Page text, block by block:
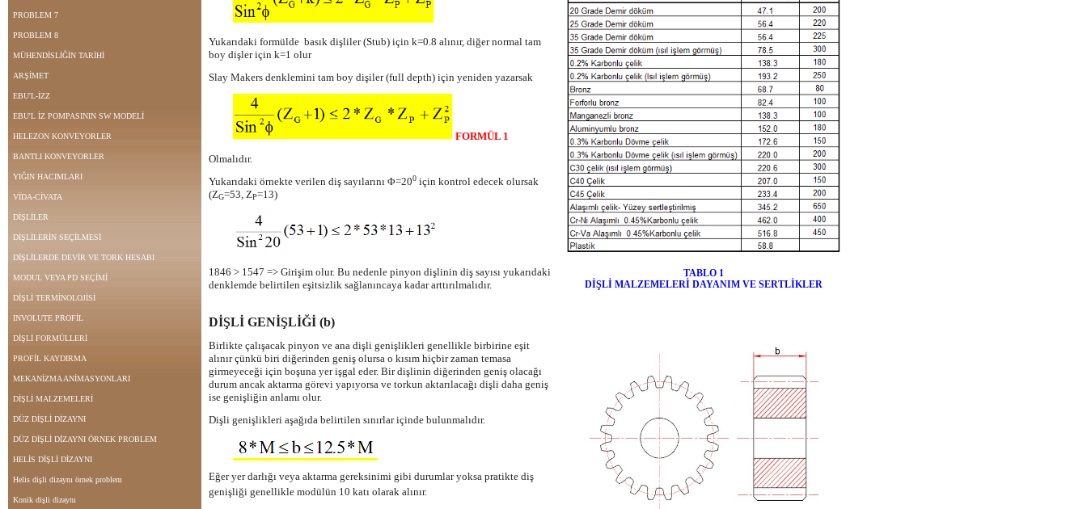
PROBLEM 7
PROBLEM 8
MÜHENDİSLİĞİN TARİHİ
ARŞİMET
EBU'L-İZZ
EBU'L İZ POMPASININ SW MODELİ
HELEZON KONVEYORLER
BANTLI KONVEYORLER
YIĞIN HACIMLARI
VİDA-CİVATA
DİŞLİLER
DİŞLİLERİN SEÇİLMESİ
DİŞLİLERDE DEVİR VE TORK HESABI
MODUL VEYA PD SEÇİMİ
DİŞLİ TERMİNOLOJİSİ
INVOLUTE PROFİL
DİŞLİ FORMÜLLERİ
PROFİL KAYDIRMA
MEKANİZMA ANİMASYONLARI
DİŞLİ MALZEMELERİ
DÜZ DİŞLİ DİZAYNI
DÜZ DİŞLİ DİZAYNI ÖRNEK PROBLEM
HELİS DİŞLİ DİZAYNI
Helis dişli dizaynı örnek problem
Konik dişli dizaynı
Yukarıdaki formülde basık dişliler (Stub) için k=0.8 alınır, diğer normal tam
boy dişler için k=1 olur
Slay Makers denklemini tam boy dişiler (full depth) için yeniden yazarsak
FORMÜL 1
Olmalıdır.
Yukarıdaki örnekte verilen diş sayılarını Φ=200 için kontrol edecek olursak
(ZG=53, ZP=13)
1846 > 1547 => Girişim olur. Bu nedenle pinyon dişlinin diş sayısı yukarıdaki
denklemde belirtilen eşitsizlik sağlanıncaya kadar arttırılmalıdır.
TABLO 1
DİŞLİ MALZEMELERİ DAYANIM VE SERTLİKLER
DİŞLİ GENİŞLİĞİ (b)
Birlikte çalışacak pinyon ve ana dişli genişlikleri genellikle birbirine eşit
alınır çünkü biri diğerinden geniş olursa o kısım hiçbir zaman temasa
girmeyeceği için boşuna yer işgal eder. Bir dişlinin diğerinden geniş olacağı
durum ancak aktarma görevi yapıyorsa ve torkun aktarılacağı dişli daha geniş
ise genişliğin anlamı olur.
Dişli genişlikleri aşağıda belirtilen sınırlar içinde bulunmalıdır.
Eğer yer darlığı veya aktarma gereksinimi gibi durumlar yoksa pratikte diş
genişliği genellikle modülün 10 katı olarak alınır.